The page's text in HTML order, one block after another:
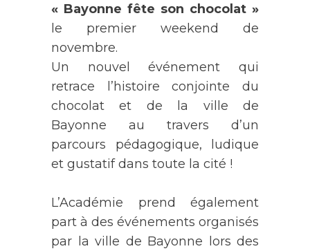
« Bayonne fête son chocolat »
le premier weekend de
novembre.
Un nouvel événement qui
retrace l’histoire conjointe du
chocolat et de la ville de
Bayonne au travers d’un
parcours pédagogique, ludique
et gustatif dans toute la cité !
L’Académie prend également
part à des événements organisés
par la ville de Bayonne lors des